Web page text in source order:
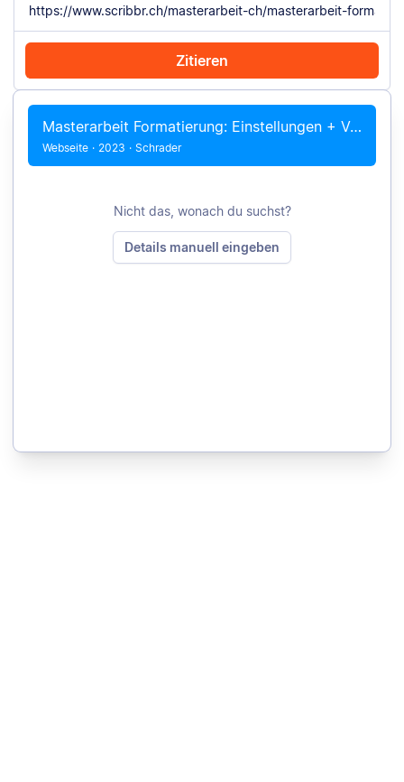
Zitieren
Mit Chrome zitieren Manuell zitieren
Masterarbeit Formatierung: Einstellungen + Vorlage
Webseite · 2023 · Schrader
Nicht das, wonach du suchst?
Details manuell eingeben